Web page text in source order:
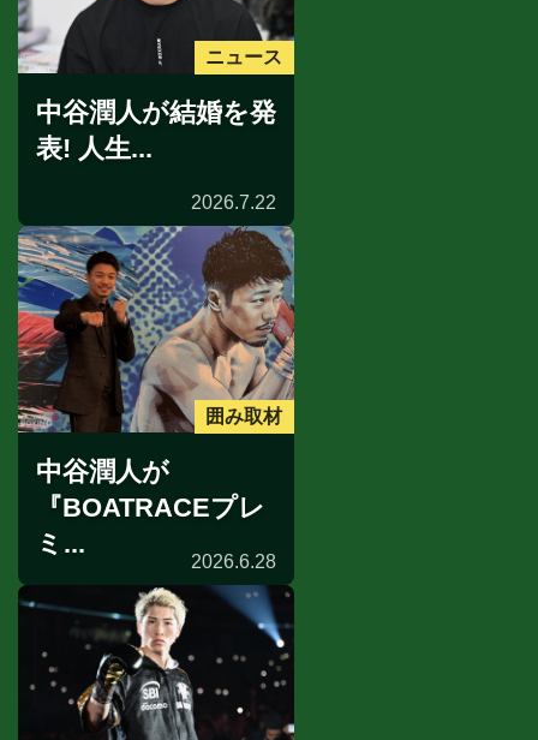
ニュース
中谷潤人が結婚を発
表! 人生...
2026.7.22
囲み取材
中谷潤人が
『BOATRACEプレ
ミ...
2026.6.28